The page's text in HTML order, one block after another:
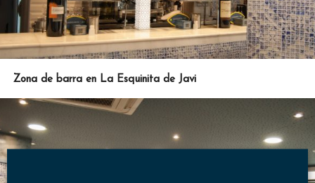
Zona de barra en La Esquinita de Javi